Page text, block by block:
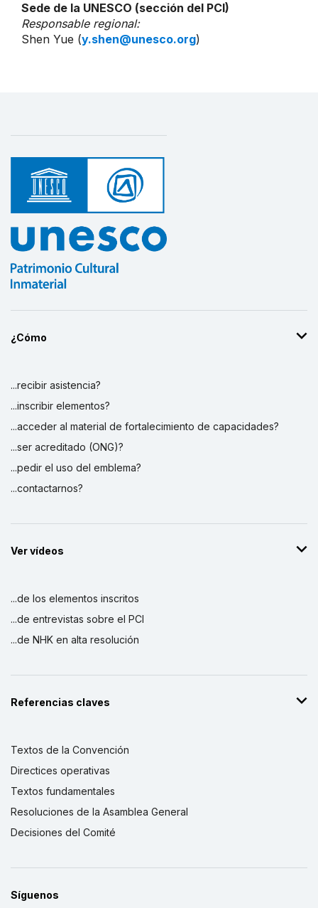
Sede de la UNESCO (sección del PCI)
Responsable regional:
Shen Yue (y.shen@unesco.org)
¿Cómo
...recibir asistencia?
...inscribir elementos?
...acceder al material de fortalecimiento de capacidades?
...ser acreditado (ONG)?
...pedir el uso del emblema?
...contactarnos?
Ver vídeos
...de los elementos inscritos
...de entrevistas sobre el PCI
...de NHK en alta resolución
Referencias claves
Textos de la Convención
Directices operativas
Textos fundamentales
Resoluciones de la Asamblea General
Decisiones del Comité
Síguenos